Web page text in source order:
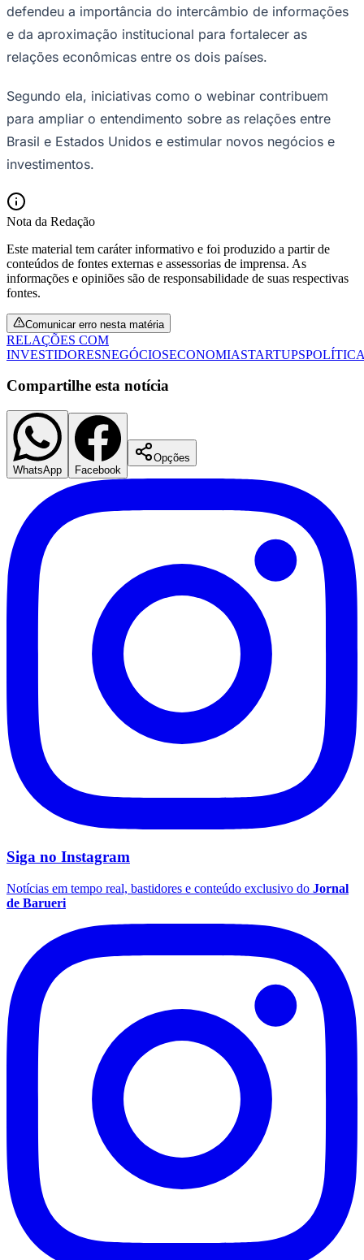
Flamengo
Fluminense
Vasco
defendeu a importância do intercâmbio de informações
e da aproximação institucional para fortalecer as
relações econômicas entre os dois países.
Segundo ela, iniciativas como o webinar contribuem
para ampliar o entendimento sobre as relações entre
Brasil e Estados Unidos e estimular novos negócios e
investimentos.
Nota da Redação
Este material tem caráter informativo e foi produzido a partir de
conteúdos de fontes externas e assessorias de imprensa. As
informações e opiniões são de responsabilidade de suas respectivas
fontes.
Comunicar erro nesta matéria
RELAÇÕES COM
INVESTIDORESNEGÓCIOSECONOMIASTARTUPS
Compartilhe esta notícia
WhatsApp Facebook
Opções
Siga no Instagram
Notícias em tempo real, bastidores e conteúdo exclusivo do Jornal
de Barueri